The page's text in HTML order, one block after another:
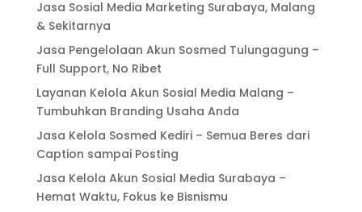
Jasa Sosial Media Marketing Surabaya, Malang
& Sekitarnya
Jasa Pengelolaan Akun Sosmed Tulungagung –
Full Support, No Ribet
Layanan Kelola Akun Sosial Media Malang –
Tumbuhkan Branding Usaha Anda
Jasa Kelola Sosmed Kediri – Semua Beres dari
Caption sampai Posting
Jasa Kelola Akun Sosial Media Surabaya –
Hemat Waktu, Fokus ke Bisnismu